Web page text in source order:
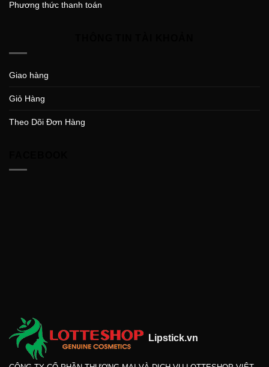
Phương thức thanh toán
Giao hàng
Giỏ Hàng
Theo Dõi Đơn Hàng
Lipstick.vn